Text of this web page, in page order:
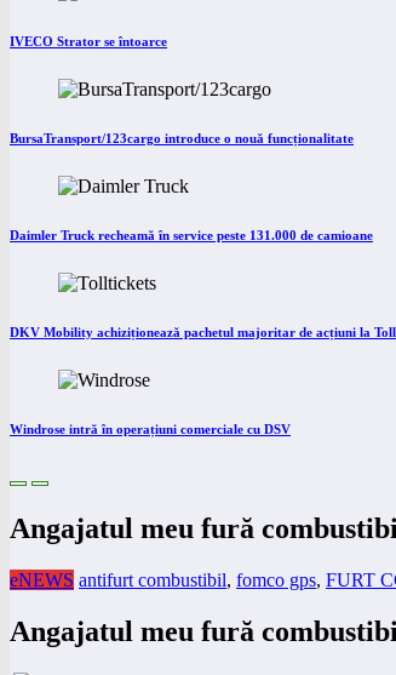
IVECO Strator se întoarce
BursaTransport/123cargo introduce o nouă funcționalitate
Daimler Truck recheamă în service peste 131.000 de camioane
DKV Mobility achiziționează pachetul majoritar de acțiuni la
Windrose intră în operațiuni comerciale cu DSV
Angajatul meu fură
eNEWS antifurt combustibil, fomco gps, FURT
Angajatul meu fură